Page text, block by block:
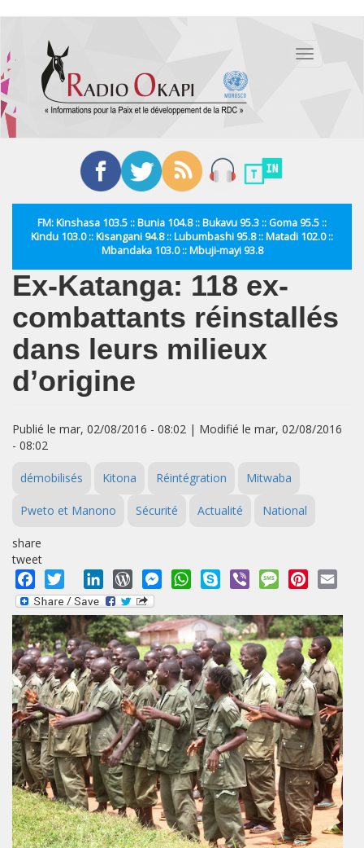
contenu
principal
Toggle
FM: Kinshasa 103.5 :: Bunia 104.8 :: Bukavu 95.3 :: Goma 95.5 ::
Kindu 103.0 :: Kisangani 94.8 :: Lubumbashi 95.8 :: Matadi 102.0 ::
Mbandaka 103.0 :: Mbuji-mayi 93.8
Ex-Katanga: 118 ex-
combattants réinstallés
dans leurs milieux
d’origine
Publié le mar, 02/08/2016 - 08:02 | Modifié le mar, 02/08/2016
- 08:02
démobilisés Kitona Réintégration Mitwaba
Pweto et Manono Sécurité Actualité National
share
tweet
Facebook
Twitter LinkedInWordPressMessengerWhatsApp
Skype Viber MessagePinterest